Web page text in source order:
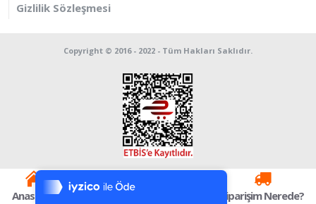
Tek Tıkla Ödeme Kolaylığı
7/24 Canlı Destek
%100 Sorunsuz Alışveriş
Gizlilik Sözleşmesi
Copyright © 2016 - 2022 - Tüm Hakları Saklıdır.
Anasayfa Siparişim Nerede?